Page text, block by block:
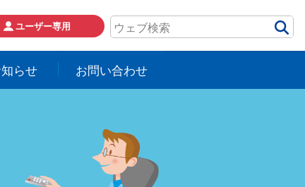
ユーザー専用
らせ お問い合わせ